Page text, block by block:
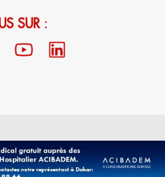
SUR :